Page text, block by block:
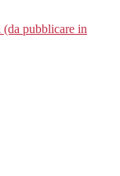
pubblicare in